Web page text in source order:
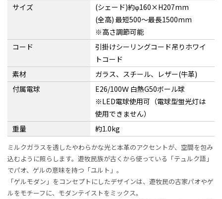
サイズ
(シェード)約φ160×H207mm
(全高) 最短500〜最長1500mm
※高さ調節可能
コード
引掛けシーリングコード吊りホワイ
トコード
素材
ガラス、スチール、レザー(牛革)
付属電球
E26/100Ｗ 白熱G50ボール球
※LED電球使用可（電球型蛍光灯は
使用できません）
重量
約1.0kg
ミルクガラスを透したやわらかな光と本革のアクセントが、空間を包み
込むように照らします。遊牧民族が古くから使っている「テュルク語」
でパオ、ゲルの意味を持つ「ユルト」。
「ゲルモダン」をコンセプトにしたデザインは、遊牧民の古家パオやゲ
ルをモチーフに、モダンテイストをミックス。